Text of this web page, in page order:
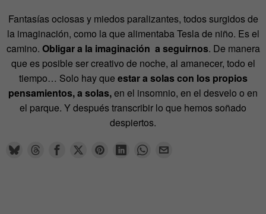
Fantasías ociosas y miedos paralizantes, todos surgidos de
la imaginación, como la que alimentaba Tesla de niño. Es el
camino. Obligar a la imaginación a seguirnos. De manera
que es posible ser creativo de noche, al amanecer, todo el
tiempo… Solo hay que estar a solas con los propios
pensamientos, a solas,en el insomnio, en el desvelo o en
el parque. Y después transcribir lo que hemos soñado
despiertos.